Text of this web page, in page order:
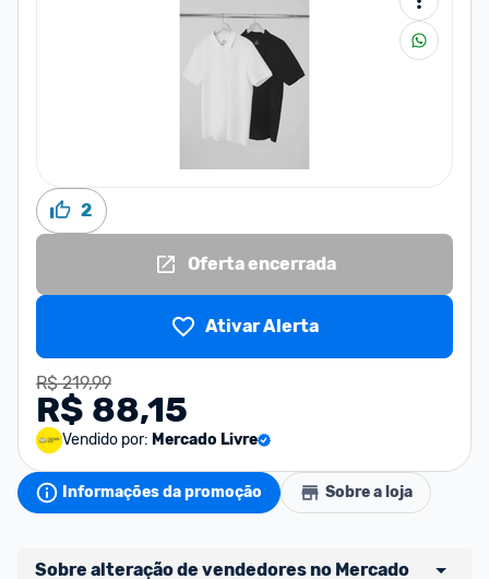
2
Oferta encerrada
Ativar Alerta
R$ 219,99
R$ 88,15
Vendido por: Mercado Livre
Informações da promoção Sobre a loja
Sobre alteração de vendedores no Mercado